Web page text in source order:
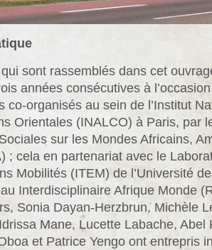
sont rassemblés dans cet
années consécutives à
co-organisés au sein de l’Institut
Orientales (INALCO) à Paris, par
sur les Mondes Africains,
; cela en partenariat avec le
Mobilités (ITEM) de l’Université
Interdisciplinaire Afrique Monde
Sonia Dayan-Herzbrun, Michèle
Mane, Lucette Labache, Abel
et Patrice Yengo ont entrepris